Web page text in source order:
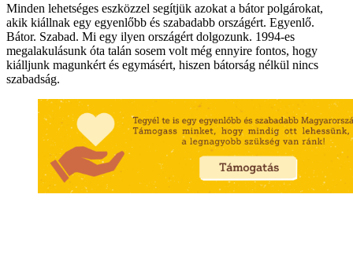
Minden lehetséges eszközzel segítjük azokat a bátor polgárokat,
akik kiállnak egy egyenlőbb és szabadabb országért. Egyenlő.
Bátor. Szabad. Mi egy ilyen országért dolgozunk. 1994-es
megalakulásunk óta talán sosem volt még ennyire fontos, hogy
kiálljunk magunkért és egymásért, hiszen bátorság nélkül nincs
szabadság.